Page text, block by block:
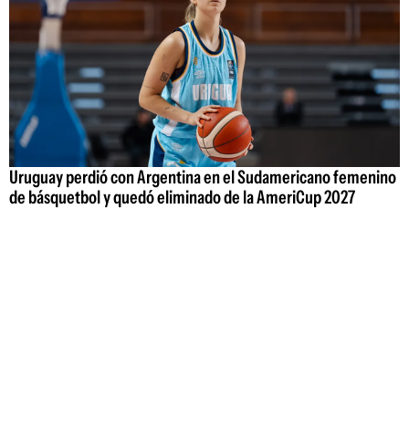
Uruguay perdió con Argentina en el Sudamericano femenino
de básquetbol y quedó eliminado de la AmeriCup 2027